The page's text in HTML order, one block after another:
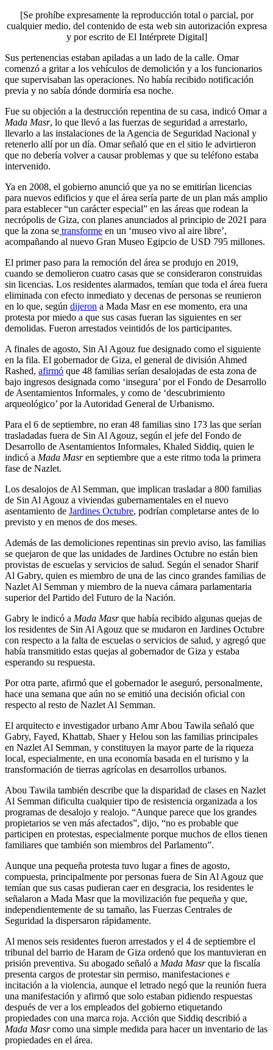
[Se prohíbe expresamente la reproducción total o parcial, por
cualquier medio, del contenido de esta web sin autorización expresa
y por escrito de El Intérprete Digital]
Sus pertenencias estaban apiladas a un lado de la calle. Omar
comenzó a gritar a los vehículos de demolición y a los funcionarios
que supervisaban las operaciones. No había recibido notificación
previa y no sabía dónde dormiría esa noche.
Fue su objeción a la destrucción repentina de su casa, indicó Omar a
Mada Masr, lo que llevó a las fuerzas de seguridad a arrestarlo,
llevarlo a las instalaciones de la Agencia de Seguridad Nacional y
retenerlo allí por un día. Omar señaló que en el sitio le advirtieron
que no debería volver a causar problemas y que su teléfono estaba
intervenido.
Ya en 2008, el gobierno anunció que ya no se emitirían licencias
para nuevos edificios y que el área sería parte de un plan más amplio
para establecer “un carácter especial” en las áreas que rodean la
necrópolis de Giza, con planes anunciados al principio de 2021 para
que la zona se transforme en un ‘museo vivo al aire libre’,
acompañando al nuevo Gran Museo Egipcio de USD 795 millones.
El primer paso para la remoción del área se produjo en 2019,
cuando se demolieron cuatro casas que se consideraron construidas
sin licencias. Los residentes alarmados, temían que toda el área fuera
eliminada con efecto inmediato y decenas de personas se reunieron
en lo que, según dijeron a Mada Masr en ese momento, era una
protesta por miedo a que sus casas fueran las siguientes en ser
demolidas. Fueron arrestados veintidós de los participantes.
A finales de agosto, Sin Al Agouz fue designado como el siguiente
en la fila. El gobernador de Giza, el general de división Ahmed
Rashed, afirmó que 48 familias serían desalojadas de esta zona de
bajo ingresos designada como ‘insegura’ por el Fondo de Desarrollo
de Asentamientos Informales, y como de ‘descubrimiento
arqueológico’ por la Autoridad General de Urbanismo.
Para el 6 de septiembre, no eran 48 familias sino 173 las que serían
trasladadas fuera de Sin Al Agouz, según el jefe del Fondo de
Desarrollo de Asentamientos Informales, Khaled Siddiq, quien le
indicó a Mada Masren septiembre que a este ritmo toda la primera
fase de Nazlet.
Los desalojos de Al Semman, que implican trasladar a 800 familias
de Sin Al Agouz a viviendas gubernamentales en el nuevo
asentamiento de Jardines Octubre, podrían completarse antes de lo
previsto y en menos de dos meses.
Además de las demoliciones repentinas sin previo aviso, las familias
se quejaron de que las unidades de Jardines Octubre no están bien
provistas de escuelas y servicios de salud. Según el senador Sharif
Al Gabry, quien es miembro de una de las cinco grandes familias de
Nazlet Al Semman y miembro de la nueva cámara parlamentaria
superior del Partido del Futuro de la Nación.
Gabry le indicó a Mada Masrque había recibido algunas quejas de
los residentes de Sin Al Agouz que se mudaron en Jardines Octubre
con respecto a la falta de escuelas o servicios de salud, y agregó que
había transmitido estas quejas al gobernador de Giza y estaba
esperando su respuesta.
Por otra parte, afirmó que el gobernador le aseguró, personalmente,
hace una semana que aún no se emitió una decisión oficial con
respecto al resto de Nazlet Al Semman.
El arquitecto e investigador urbano Amr Abou Tawila señaló que
Gabry, Fayed, Khattab, Shaer y Helou son las familias principales
en Nazlet Al Semman, y constituyen la mayor parte de la riqueza
local, especialmente, en una economía basada en el turismo y la
transformación de tierras agrícolas en desarrollos urbanos.
Abou Tawila también describe que la disparidad de clases en Nazlet
Al Semman dificulta cualquier tipo de resistencia organizada a los
programas de desalojo y realojo. “Aunque parece que los grandes
propietarios se ven más afectados”, dijo, “no es probable que
participen en protestas, especialmente porque muchos de ellos tienen
familiares que también son miembros del Parlamento”.
Aunque una pequeña protesta tuvo lugar a fines de agosto,
compuesta, principalmente por personas fuera de Sin Al Agouz que
temían que sus casas pudieran caer en desgracia, los residentes le
señalaron a Mada Masr que la movilización fue pequeña y que,
independientemente de su tamaño, las Fuerzas Centrales de
Seguridad la dispersaron rápidamente.
Al menos seis residentes fueron arrestados y el 4 de septiembre el
tribunal del barrio de Haram de Giza ordenó que los mantuvieran en
prisión preventiva. Su abogado señaló a Mada Masrque la fiscalía
presenta cargos de protestar sin permiso, manifestaciones e
incitación a la violencia, aunque el letrado negó que la reunión fuera
una manifestación y afirmó que solo estaban pidiendo respuestas
después de ver a los empleados del gobierno etiquetando
propiedades con una marca roja. Acción que Siddiq describió a
Mada Masrcomo una simple medida para hacer un inventario de las
propiedades en el área.